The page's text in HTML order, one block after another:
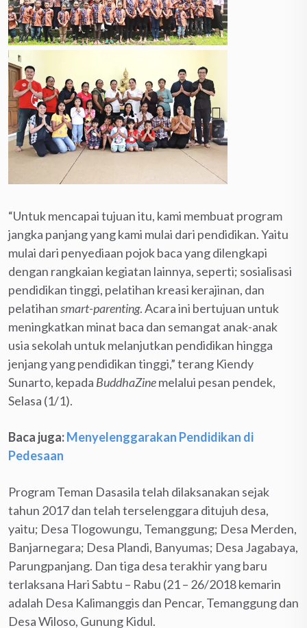
“Untuk mencapai tujuan itu, kami membuat program
jangka panjang yang kami mulai dari pendidikan. Yaitu
mulai dari penyediaan pojok baca yang dilengkapi
dengan rangkaian kegiatan lainnya, seperti; sosialisasi
pendidikan tinggi, pelatihan kreasi kerajinan, dan
pelatihansmart-parenting. Acara ini bertujuan untuk
meningkatkan minat baca dan semangat anak-anak
usia sekolah untuk melanjutkan pendidikan hingga
jenjang yang pendidikan tinggi,” terang Kiendy
Sunarto, kepada BuddhaZinemelalui pesan pendek,
Selasa (1/1).
Baca juga:Menyelenggarakan Pendidikan di
Pedesaan
Program Teman Dasasila telah dilaksanakan sejak
tahun 2017 dan telah terselenggara ditujuh desa,
yaitu; Desa Tlogowungu, Temanggung; Desa Merden,
Banjarnegara; Desa Plandi, Banyumas; Desa Jagabaya,
Parungpanjang. Dan tiga desa terakhir yang baru
terlaksana Hari Sabtu – Rabu (21 – 26/2018 kemarin
adalah Desa Kalimanggis dan Pencar, Temanggung dan
Desa Wiloso, Gunung Kidul.